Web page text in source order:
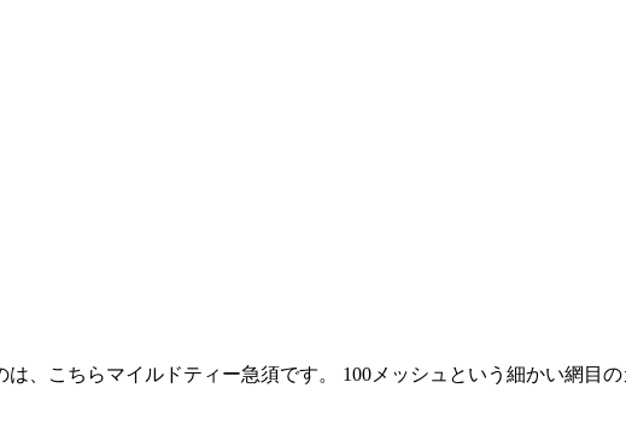
、こちらマイルドティー急須です。 100メッシュという細かい網目